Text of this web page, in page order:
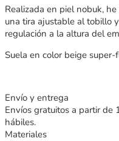
Realizada en piel nobuk,
una tira ajustable al tobillo
regulación a la altura del
Suela en color beige
Envío y entrega
Envíos gratuitos a partir
hábiles.
Materiales